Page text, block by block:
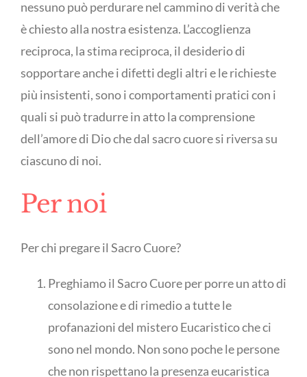
nessuno può perdurare nel cammino di verità che
è chiesto alla nostra esistenza. L’accoglienza
reciproca, la stima reciproca, il desiderio di
sopportare anche i difetti degli altri e le richieste
più insistenti, sono i comportamenti pratici con i
quali si può tradurre in atto la comprensione
dell’amore di Dio che dal sacro cuore si riversa su
ciascuno di noi.
Per noi
Per chi pregare il Sacro Cuore?
Preghiamo il Sacro Cuore per porre un atto di
consolazione e di rimedio a tutte le
profanazioni del mistero Eucaristico che ci
sono nel mondo. Non sono poche le persone
che non rispettano la presenza eucaristica